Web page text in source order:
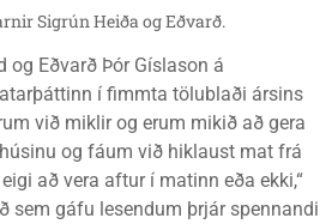
Sigrún Heiða og Eðvarð.
og Eðvarð Þór Gíslason á
í fimmta tölublaði ársins
við miklir og erum mikið að gera
og fáum við hiklaust mat frá
að vera aftur í matinn eða ekki,“
sem gáfu lesendum þrjár spennandi